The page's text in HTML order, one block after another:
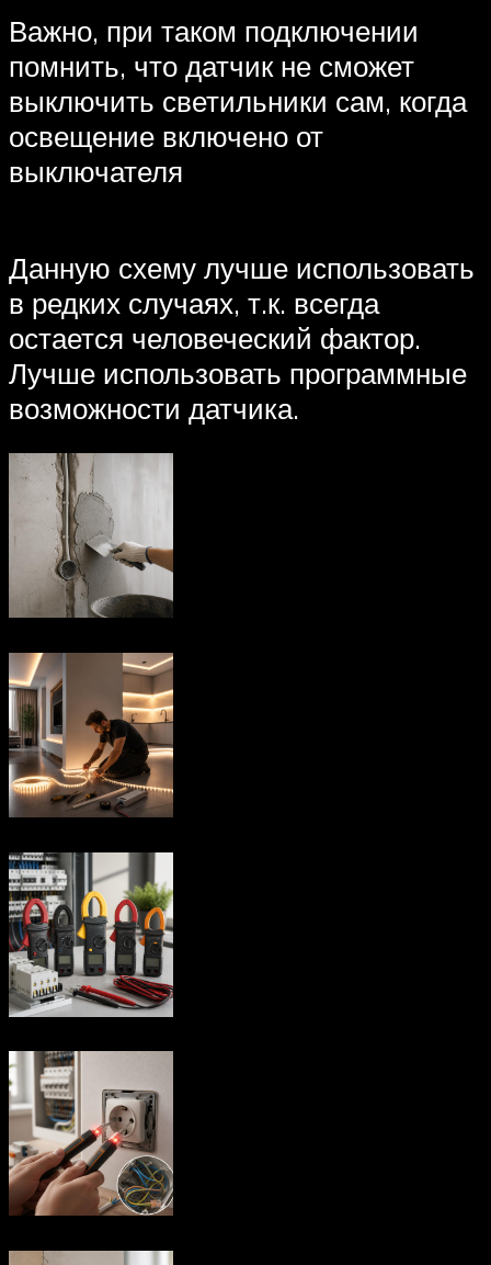
Важно, при таком подключении
помнить, что датчик не сможет
выключить светильники сам, когда
освещение включено от
выключателя
Данную схему лучше использовать
в редких случаях, т.к. всегда
остается человеческий фактор.
Лучше использовать программные
возможности датчика.